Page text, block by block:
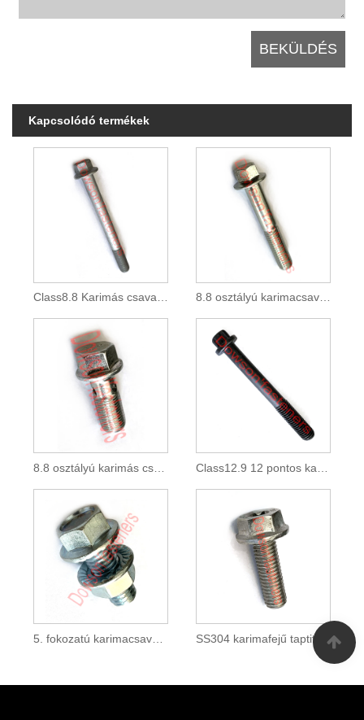
Kapcsolódó termékek
8.8 osztályú karimás csavar furattal, horganyzott gépjárművekhez
5. fokozatú karimacsavar és anya összeszerelve